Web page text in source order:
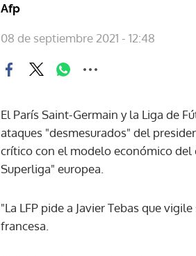
Afp
08 de septiembre 2021 - 12:48
El París Saint-Germain y la Liga de
ataques "desmesurados" del
crítico con el modelo económico
Superliga" europea.
"La LFP pide a Javier Tebas que
francesa.